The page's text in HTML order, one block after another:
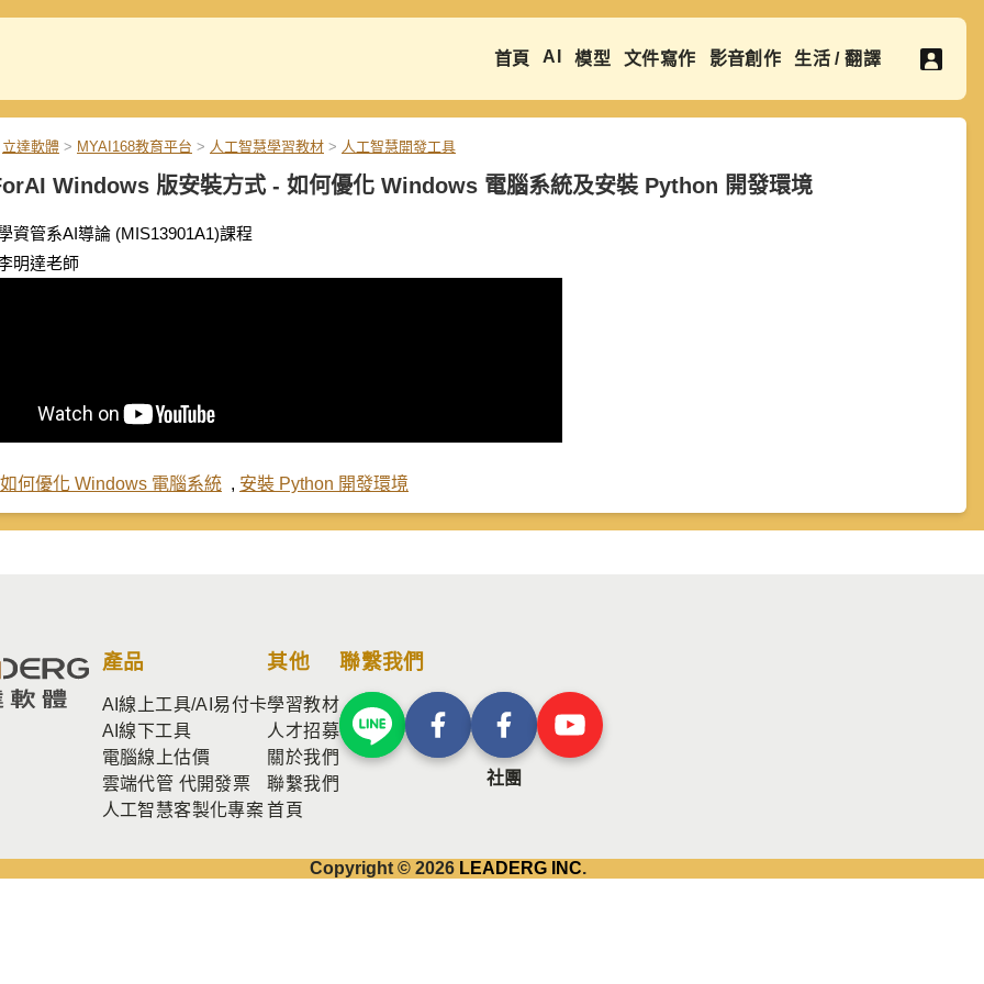
首頁 AI 模型 文件寫作 影音創作 生活 / 翻譯
立達軟體 > MYAI168教育平台 > 人工智慧學習教材 > 人工智慧開發工具
Windows 版安裝方式 - 如何優化 Windows 電腦系統及安裝 Python 開發環境
資管系AI導論 (MIS13901A1)課程
明達老師
如何優化 Windows 電腦系統 , 安裝 Python 開發環境
產品
AI線上工具/AI易付卡
AI線下工具
電腦線上估價
雲端代管 代開發票
人工智慧客製化專案
其他
學習教材
人才招募
關於我們
聯繫我們
首頁
聯繫我們
社團
Copyright © 2026 LEADERG INC.